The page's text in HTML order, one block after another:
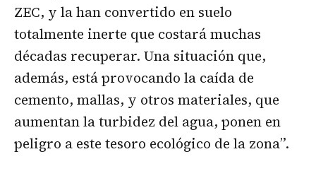
ZEC, y la han convertido en suelo
totalmente inerte que costará muchas
décadas recuperar. Una situación que,
además, está provocando la caída de
cemento, mallas, y otros materiales, que
aumentan la turbidez del agua, ponen en
peligro a este tesoro ecológico de la zona”.